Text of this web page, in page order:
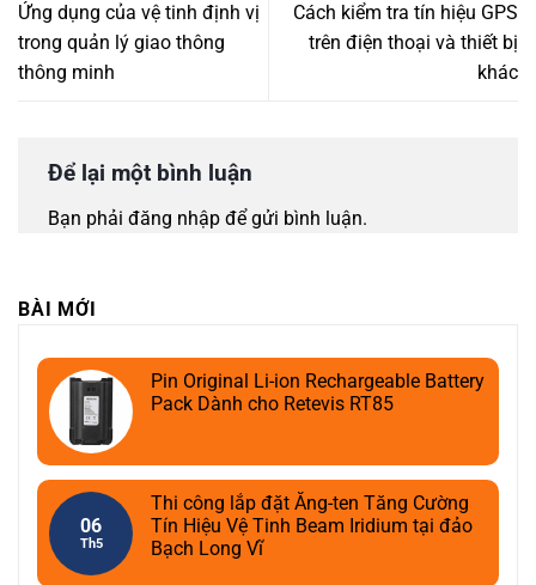
Ứng dụng của vệ tinh định vị
trong quản lý giao thông
thông minh
Cách kiểm tra tín hiệu GPS
trên điện thoại và thiết bị
khác
Để lại một bình luận
Bạn phải đăng nhập để gửi bình luận.
BÀI MỚI
Pin Original Li-ion Rechargeable Battery
Pack Dành cho Retevis RT85
06
Th5
Thi công lắp đặt Ăng-ten Tăng Cường
Tín Hiệu Vệ Tinh Beam Iridium tại đảo
Bạch Long Vĩ